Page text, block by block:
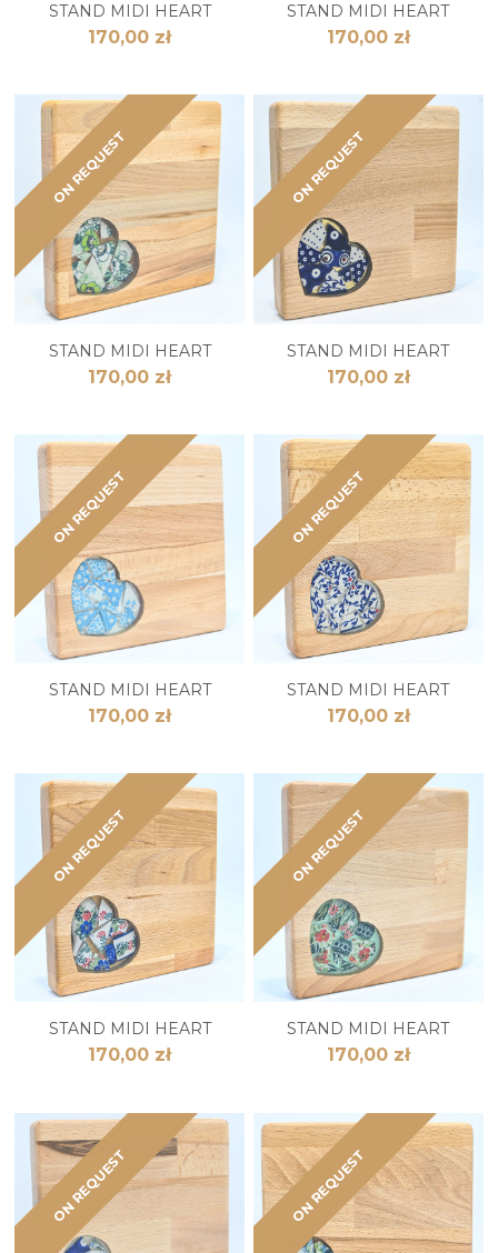
STAND MIDI HEART
170,00 zł
STAND MIDI HEART
170,00 zł
ON REQUEST
STAND MIDI HEART
170,00 zł
ON REQUEST
STAND MIDI HEART
170,00 zł
ON REQUEST
STAND MIDI HEART
170,00 zł
ON REQUEST
STAND MIDI HEART
170,00 zł
ON REQUEST
STAND MIDI HEART
170,00 zł
ON REQUEST
STAND MIDI HEART
170,00 zł
ON REQUEST ON REQUEST